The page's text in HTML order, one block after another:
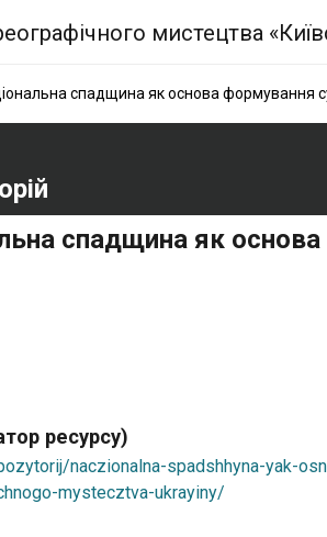
спадщина як основа формування
спадщина як
ресурсу)
naczionalna-spadshhyna-yak-
mystecztva-ukrayiny/